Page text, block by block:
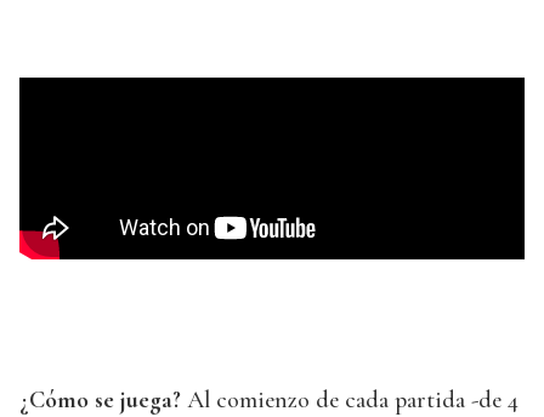
¿Cómo se juega? Al comienzo de cada partida -de 4